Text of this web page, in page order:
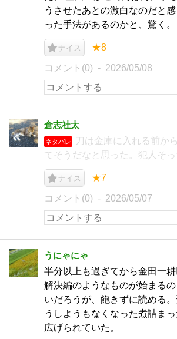
うさせたあとの激白なのだと
った手法があるのかと、驚く。
ナイス ★8
コメント(0) 2026/05/08
倉志社太
ネタバレ
刀は金庫に入れる前か
てそうだなと思った。犯人そ
ナイス ★7
コメント(0) 2026/05/07
うにゃにゃ
半分以上も過ぎてから金田一耕
解決編のようなものが始まる
いだろうが、飽きずに読める
うしようもなくなった煮詰ま
広げられていた。